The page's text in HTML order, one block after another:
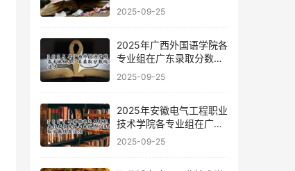
2025-09-25
2025年广西外国语学院各
专业组在广东录取分数线
及位次
2025-09-25
2025年安徽电气工程职业
技术学院各专业组在广东
录取分数线及位次
2025-09-25